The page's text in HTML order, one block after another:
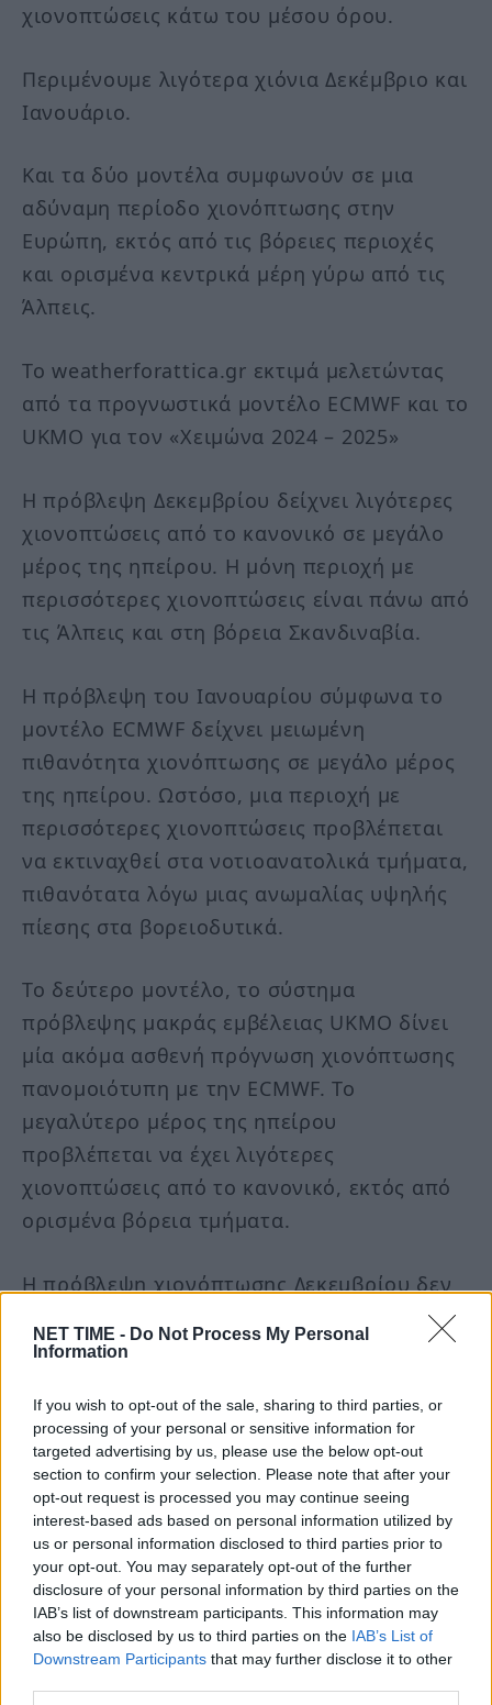
NET TIME - Do Not Process My Personal
Information
If you wish to opt-out of the sale, sharing to third parties, or
processing of your personal or sensitive information for
targeted advertising by us, please use the below opt-out
section to confirm your selection. Please note that after your
opt-out request is processed you may continue seeing
interest-based ads based on personal information utilized by
us or personal information disclosed to third parties prior to
your opt-out. You may separately opt-out of the further
disclosure of your personal information by third parties on the
IAB’s list of downstream participants. This information may
also be disclosed by us to third parties on the IAB’s List of
Downstream Participants that may further disclose it to other
χιονοπτώσεις κάτω του μέσου όρου.
Περιμένουμε λιγότερα χιόνια Δεκέμβριο και
Ιανουάριο.
Και τα δύο μοντέλα συμφωνούν σε μια
αδύναμη περίοδο χιονόπτωσης στην
Ευρώπη, εκτός από τις βόρειες περιοχές
και ορισμένα κεντρικά μέρη γύρω από τις
Άλπεις.
Το weatherforattica.gr εκτιμά μελετώντας
από τα προγνωστικά μοντέλο ECMWF και το
UKMO για τον «Χειμώνα 2024 – 2025»
Η πρόβλεψη Δεκεμβρίου δείχνει λιγότερες
χιονοπτώσεις από το κανονικό σε μεγάλο
μέρος της ηπείρου. Η μόνη περιοχή με
περισσότερες χιονοπτώσεις είναι πάνω από
τις Άλπεις και στη βόρεια Σκανδιναβία.
Η πρόβλεψη του Ιανουαρίου σύμφωνα το
μοντέλο ECMWF δείχνει μειωμένη
πιθανότητα χιονόπτωσης σε μεγάλο μέρος
της ηπείρου. Ωστόσο, μια περιοχή με
περισσότερες χιονοπτώσεις προβλέπεται
να εκτιναχθεί στα νοτιοανατολικά τμήματα,
πιθανότατα λόγω μιας ανωμαλίας υψηλής
πίεσης στα βορειοδυτικά.
Το δεύτερο μοντέλο, το σύστημα
πρόβλεψης μακράς εμβέλειας UKMO δίνει
μία ακόμα ασθενή πρόγνωση χιονόπτωσης
πανομοιότυπη με την ECMWF. Το
μεγαλύτερο μέρος της ηπείρου
προβλέπεται να έχει λιγότερες
χιονοπτώσεις από το κανονικό, εκτός από
ορισμένα βόρεια τμήματα.
Η πρόβλεψη χιονόπτωσης Δεκεμβρίου δεν
δείχνει σημαντική βελτίωση εκτός από τα
συνηθισμένα υψηλότερα υψόμετρα των
στις νότιες Άλπεις και πάνω από τα
νοτιοανατολικά.
Δεν προβλέπεται σημαντική αλλαγή για τον
Ιανουάριο σε ολόκληρη την ήπειρο. Όπως
δείχνει η πρόβλεψη, η πιθανότητα
χιονοπτώσεων αυξάνεται προς τα
βορειοανατολικά και σε ορισμένες